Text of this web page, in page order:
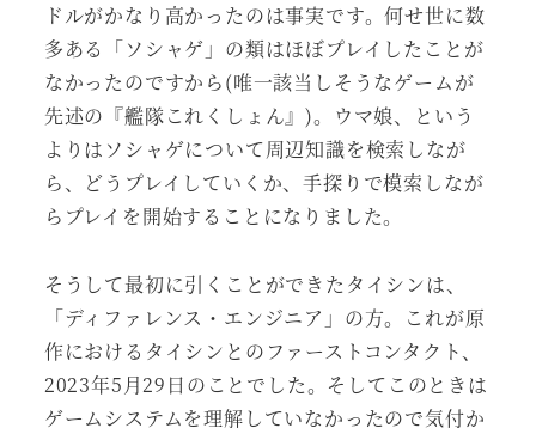
ドルがかなり高かったのは事実です。何せ世に数
多ある「ソシャゲ」の類はほぼプレイしたことが
なかったのですから(唯一該当しそうなゲームが
先述の『艦隊これくしょん』)。ウマ娘、という
よりはソシャゲについて周辺知識を検索しなが
ら、どうプレイしていくか、手探りで模索しなが
らプレイを開始することになりました。
そうして最初に引くことができたタイシンは、
「ディファレンス・エンジニア」の方。これが原
作におけるタイシンとのファーストコンタクト、
2023年5月29日のことでした。そしてこのときは
ゲームシステムを理解していなかったので気付か